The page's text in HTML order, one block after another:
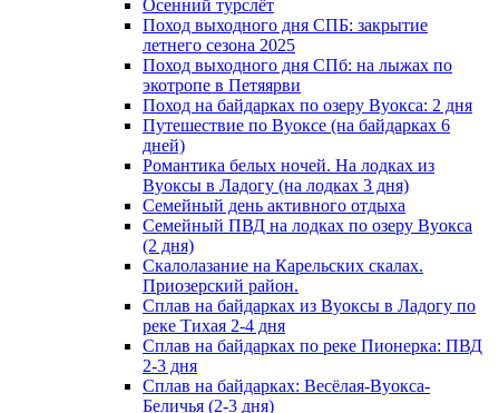
Осенний турслёт
Поход выходного дня СПБ: закрытие
летнего сезона 2025
Поход выходного дня СПб: на лыжах по
экотропе в Петяярви
Поход на байдарках по озеру Вуокса: 2 дня
Путешествие по Вуоксе (на байдарках 6
дней)
Романтика белых ночей. На лодках из
Вуоксы в Ладогу (на лодках 3 дня)
Семейный день активного отдыха
Семейный ПВД на лодках по озеру Вуокса
(2 дня)
Скалолазание на Карельских скалах.
Приозерский район.
Сплав на байдарках из Вуоксы в Ладогу по
реке Тихая 2-4 дня
Сплав на байдарках по реке Пионерка: ПВД
2-3 дня
Сплав на байдарках: Весёлая-Вуокса-
Беличья (2-3 дня)